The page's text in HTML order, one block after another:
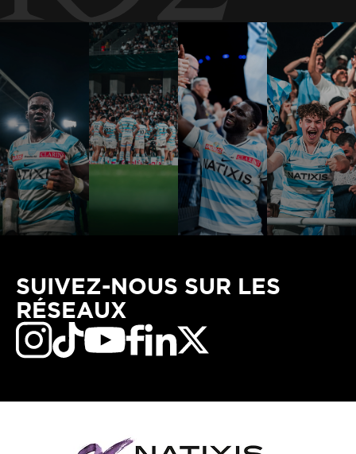
SUIVEZ-NOUS SUR LES
RÉSEAUX